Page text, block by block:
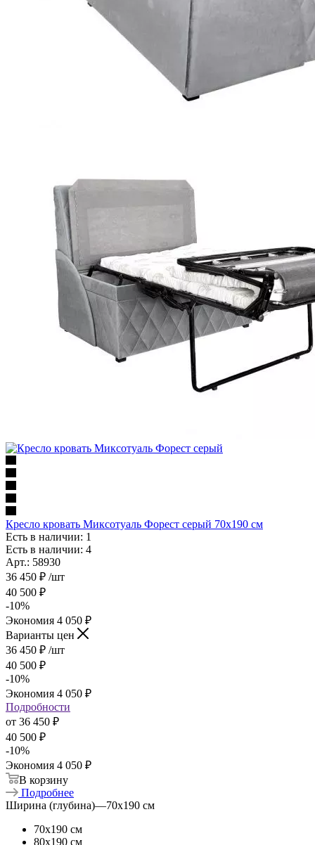
Кресло кровать Миксотуаль Форест серый 70х190 см
Есть в наличии: 1
Есть в наличии: 4
Арт.: 58930
36 450 ₽ /шт
40 500 ₽
-10%
Экономия 4 050 ₽
Варианты цен
36 450 ₽ /шт
40 500 ₽
-10%
Экономия 4 050 ₽
Подробности
от 36 450 ₽
40 500 ₽
-10%
Экономия 4 050 ₽
В корзину
Подробнее
Ширина (глубина)—70х190 см
70х190 см
80х190 см